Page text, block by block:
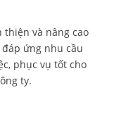
thiện và nâng cao
đáp ứng nhu cầu
phục vụ tốt cho
ty.